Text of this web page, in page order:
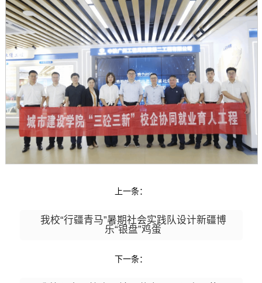
上一条：
我校“行疆青马”暑期社会实践队设计新疆博
乐“银盘”鸡蛋
下一条：